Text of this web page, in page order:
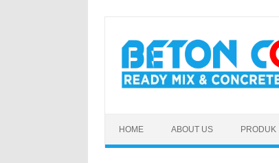
content
HOME ABOUT US PRODUK